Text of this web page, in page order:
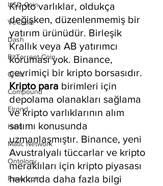
USD Coin
VeChain
Dash
BitTorrent Coin
Chiliz
Compound
Elrond
Holo
Matic Network
Ontology
Ravencoin
Kripto varlıklar, oldukça
değişken, düzenlenmemiş bir
yatırım ürünüdür. Birleşik
Krallık veya AB yatırımcı
koruması yok. Binance,
çevrimiçi bir kripto borsasıdır.
Kripto para birimleri için
depolama olanakları sağlama
ve kripto varlıklarının alım
satımı konusunda
uzmanlaşmıştır. Binance, yeni
Avustralyalı tüccarlar ve kripto
meraklıları için kripto piyasası
hakkında daha fazla bilgi